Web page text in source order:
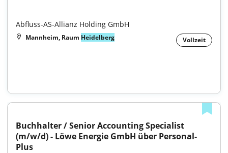
Abfluss-AS-Allianz Holding GmbH
Mannheim, Raum Heidelberg Vollzeit
Buchhalter / Senior Accounting Specialist
(m/w/d) - Löwe Energie GmbH über Personal-
Plus